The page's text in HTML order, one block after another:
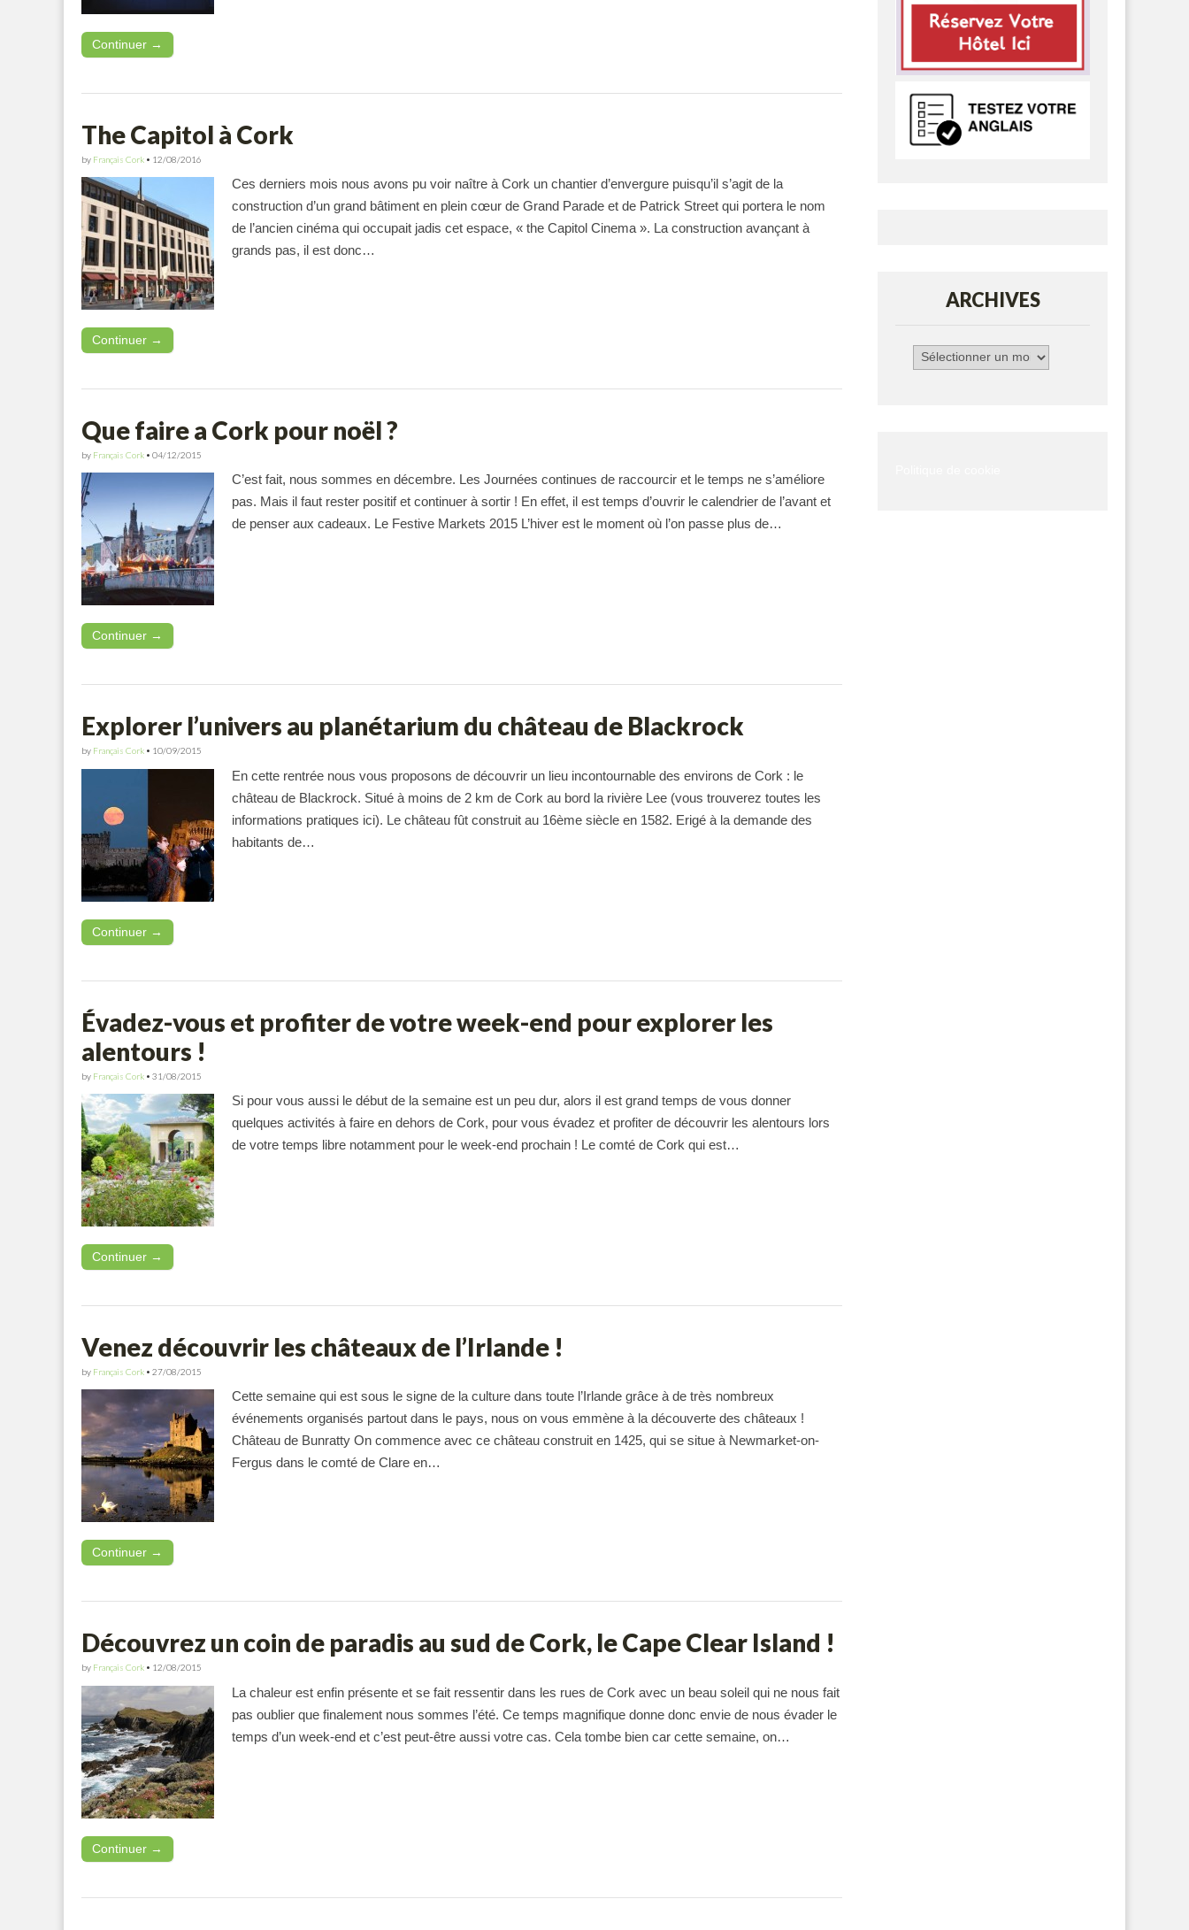
Continuer →
The Capitol à Cork
by Français Cork • 12/08/2016
Ces derniers mois nous avons pu voir naître à Cork un chantier d’envergure puisqu’il s’agit de la
construction d’un grand bâtiment en plein cœur de Grand Parade et de Patrick Street qui portera le nom
de l’ancien cinéma qui occupait jadis cet espace, « the Capitol Cinema ». La construction avançant à
grands pas, il est donc…
Continuer →
Que faire a Cork pour noël ?
by Français Cork • 04/12/2015
C’est fait, nous sommes en décembre. Les Journées continues de raccourcir et le temps ne s’améliore
pas. Mais il faut rester positif et continuer à sortir ! En effet, il est temps d’ouvrir le calendrier de l’avant et
de penser aux cadeaux. Le Festive Markets 2015 L’hiver est le moment où l’on passe plus de…
Continuer →
Explorer l’univers au planétarium du château de Blackrock
by Français Cork • 10/09/2015
En cette rentrée nous vous proposons de découvrir un lieu incontournable des environs de Cork : le
château de Blackrock. Situé à moins de 2 km de Cork au bord la rivière Lee (vous trouverez toutes les
informations pratiques ici). Le château fût construit au 16ème siècle en 1582. Erigé à la demande des
habitants de…
Continuer →
Évadez-vous et profiter de votre week-end pour explorer les
alentours !
by Français Cork • 31/08/2015
Si pour vous aussi le début de la semaine est un peu dur, alors il est grand temps de vous donner
quelques activités à faire en dehors de Cork, pour vous évadez et profiter de découvrir les alentours lors
de votre temps libre notamment pour le week-end prochain ! Le comté de Cork qui est…
Continuer →
Venez découvrir les châteaux de l’Irlande !
by Français Cork • 27/08/2015
Cette semaine qui est sous le signe de la culture dans toute l’Irlande grâce à de très nombreux
événements organisés partout dans le pays, nous on vous emmène à la découverte des châteaux !
Château de Bunratty On commence avec ce château construit en 1425, qui se situe à Newmarket-on-
Fergus dans le comté de Clare en…
Continuer →
Découvrez un coin de paradis au sud de Cork, le Cape Clear Island !
by Français Cork • 12/08/2015
La chaleur est enfin présente et se fait ressentir dans les rues de Cork avec un beau soleil qui ne nous fait
pas oublier que finalement nous sommes l’été. Ce temps magnifique donne donc envie de nous évader le
temps d’un week-end et c’est peut-être aussi votre cas. Cela tombe bien car cette semaine, on…
Continuer →
ARCHIVES
Archives